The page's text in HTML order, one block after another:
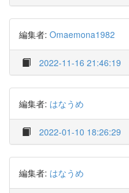
編集者: Omaemona1982
2022-11-16 21:46:19
編集者: はなうめ
2022-01-10 18:26:29
編集者: はなうめ